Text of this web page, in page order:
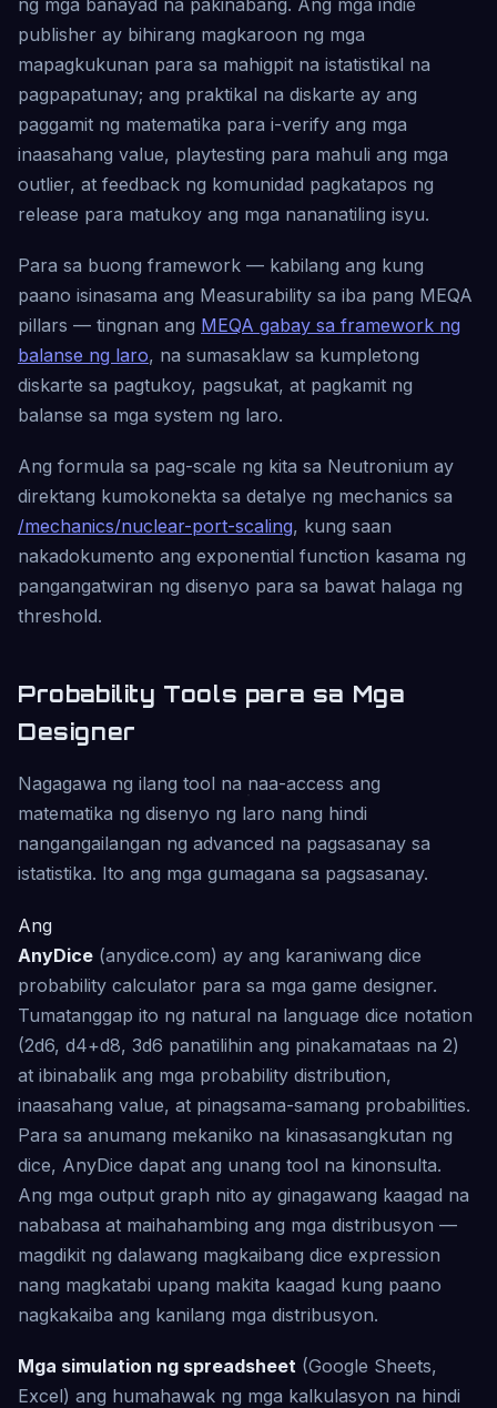
publisher ay bihirang magkaroon ng mga
mapagkukunan para sa mahigpit na istatistikal na
pagpapatunay; ang praktikal na diskarte ay ang
paggamit ng matematika para i-verify ang mga
inaasahang value, playtesting para mahuli ang mga
outlier, at feedback ng komunidad pagkatapos ng
release para matukoy ang mga nananatiling isyu.
Para sa buong framework — kabilang ang kung
paano isinasama ang Measurability sa iba pang MEQA
pillars — tingnan ang MEQA gabay sa framework ng
balanse ng laro, na sumasaklaw sa kumpletong
diskarte sa pagtukoy, pagsukat, at pagkamit ng
balanse sa mga system ng laro.
Ang formula sa pag-scale ng kita sa Neutronium ay
direktang kumokonekta sa detalye ng mechanics sa
/mechanics/nuclear-port-scaling, kung saan
nakadokumento ang exponential function kasama ng
pangangatwiran ng disenyo para sa bawat halaga ng
threshold.
Probability Tools para sa Mga
Designer
Nagagawa ng ilang tool na naa-access ang
matematika ng disenyo ng laro nang hindi
nangangailangan ng advanced na pagsasanay sa
istatistika. Ito ang mga gumagana sa pagsasanay.
Ang
AnyDice (anydice.com) ay ang karaniwang dice
probability calculator para sa mga game designer.
Tumatanggap ito ng natural na language dice notation
(2d6, d4+d8, 3d6 panatilihin ang pinakamataas na 2)
at ibinabalik ang mga probability distribution,
inaasahang value, at pinagsama-samang probabilities.
Para sa anumang mekaniko na kinasasangkutan ng
dice, AnyDice dapat ang unang tool na kinonsulta.
Ang mga output graph nito ay ginagawang kaagad na
nababasa at maihahambing ang mga distribusyon —
magdikit ng dalawang magkaibang dice expression
nang magkatabi upang makita kaagad kung paano
nagkakaiba ang kanilang mga distribusyon.
Mga simulation ng spreadsheet (Google Sheets,
Excel) ang humahawak ng mga kalkulasyon na hindi